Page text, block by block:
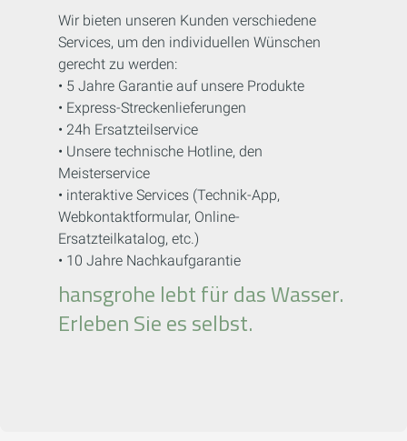
Wir bieten unseren Kunden verschiedene
Services, um den individuellen Wünschen
gerecht zu werden:
• 5 Jahre Garantie auf unsere Produkte
• Express-Streckenlieferungen
• 24h Ersatzteilservice
• Unsere technische Hotline, den
Meisterservice
• interaktive Services (Technik-App,
Webkontaktformular, Online-
Ersatzteilkatalog, etc.)
• 10 Jahre Nachkaufgarantie
hansgrohe lebt für das Wasser.
Erleben Sie es selbst.